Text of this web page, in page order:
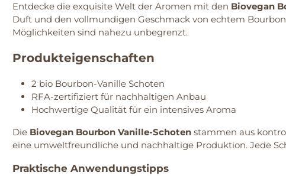
Entdecke die exquisite Welt der Aromen mit den Biovegan
Duft und den vollmundigen Geschmack von echtem
Möglichkeiten sind nahezu unbegrenzt.
Produkteigenschaften
2 bio Bourbon-Vanille Schoten
RFA-zertifiziert für nachhaltigen Anbau
Hochwertige Qualität für ein intensives Aroma
Die Biovegan Bourbon Vanille-Schoten stammen aus
eine umweltfreundliche und nachhaltige Produktion. Jede
Praktische Anwendungstipps